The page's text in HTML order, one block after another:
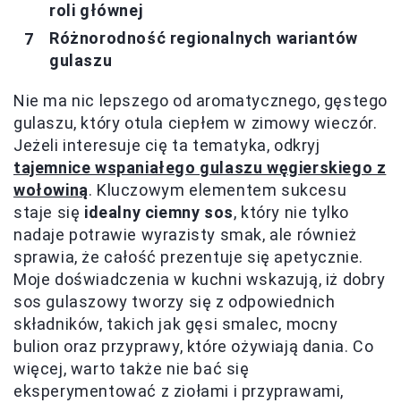
roli głównej
Różnorodność regionalnych wariantów
gulaszu
Nie ma nic lepszego od aromatycznego, gęstego
gulaszu, który otula ciepłem w zimowy wieczór.
Jeżeli interesuje cię ta tematyka, odkryj
tajemnice wspaniałego gulaszu węgierskiego z
wołowiną. Kluczowym elementem sukcesu
staje się idealny ciemny sos, który nie tylko
nadaje potrawie wyrazisty smak, ale również
sprawia, że całość prezentuje się apetycznie.
Moje doświadczenia w kuchni wskazują, iż dobry
sos gulaszowy tworzy się z odpowiednich
składników, takich jak gęsi smalec, mocny
bulion oraz przyprawy, które ożywiają dania. Co
więcej, warto także nie bać się
eksperymentować z ziołami i przyprawami,